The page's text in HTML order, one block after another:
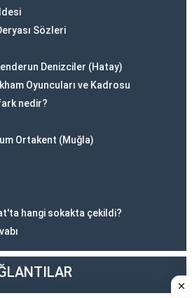
Sözleri
Denizciler (Hatay)
Oyuncuları ve Kadrosu
nedir?
Ortakent (Muğla)
hangi sokakta çekildi?